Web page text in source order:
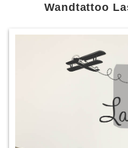
Wandtattoo